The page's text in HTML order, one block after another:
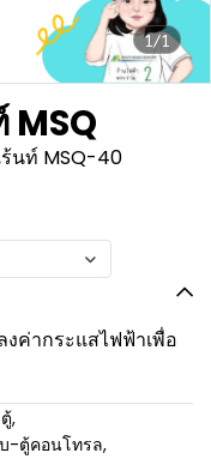
1/1
MSQ
ร้นท์ MSQ-40
ค่ากระแสไฟฟ้าเพื่อ
,
-ตู้คอนโทรล,